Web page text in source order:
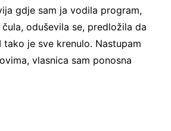
gdje sam ja vodila program,
čula, oduševila se, predložila da
tako je sve krenulo. Nastupam
vlasnica sam ponosna